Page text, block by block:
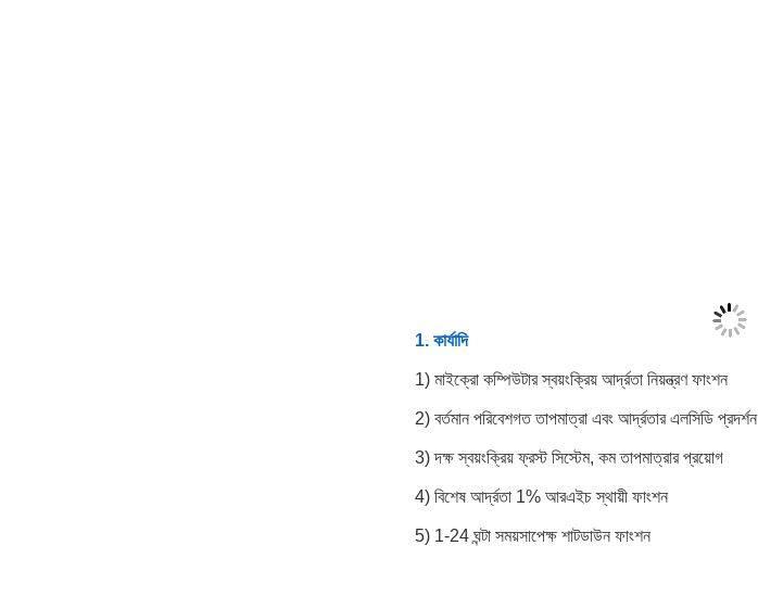
1. কার্যাদি
1) মাইক্রো কম্পিউটার স্বয়ংক্রিয় আর্দ্রতা নিয়ন্ত্রণ ফাংশন
2) বর্তমান পরিবেশগত তাপমাত্রা এবং আর্দ্রতার এলসিডি প্রদর্শন
3) দক্ষ স্বয়ংক্রিয় ফ্রস্ট সিস্টেম, কম তাপমাত্রার প্রয়োগ
4) বিশেষ আর্দ্রতা 1% আরএইচ স্থায়ী ফাংশন
5) 1-24 ঘন্টা সময়সাপেক্ষ শাটডাউন ফাংশন